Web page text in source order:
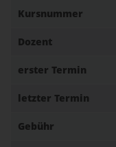
Kursnummer
Dozent
erster Termin
letzter Termin
Gebühr